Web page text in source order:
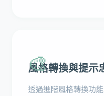
🎨
風格轉換與提示
透過進階風格轉換功